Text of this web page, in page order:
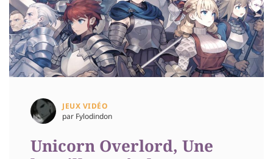
JEUX VIDÉO
par Fylodindon
Unicorn Overlord, Une